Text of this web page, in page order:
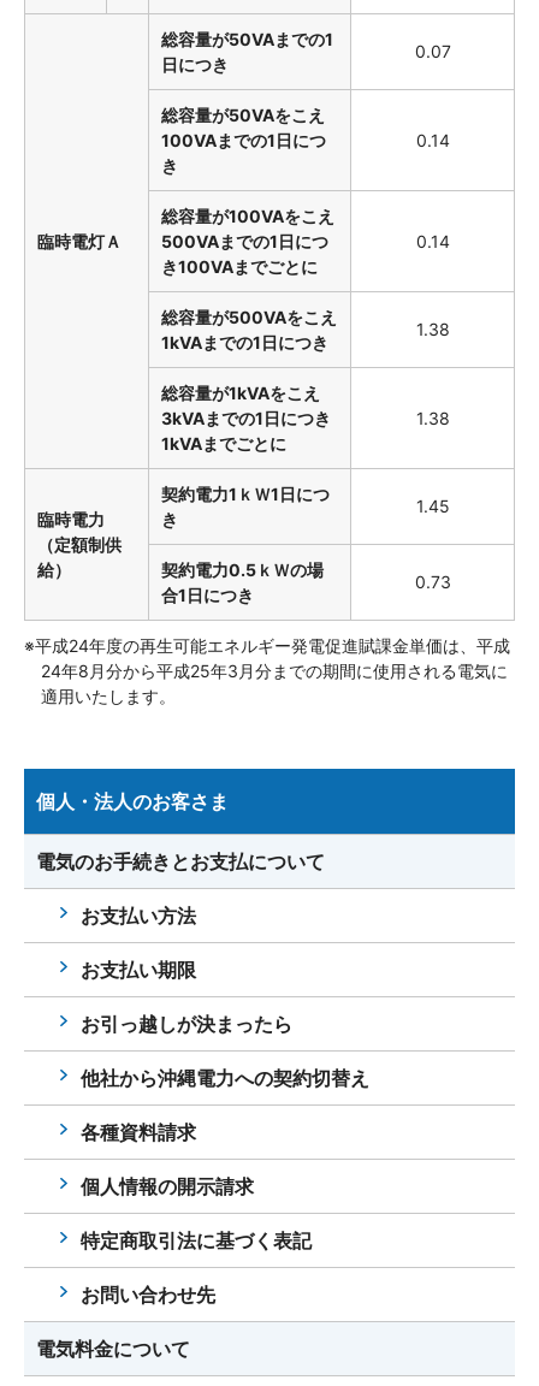
臨時電灯Ａ
総容量が50VAまでの1
日につき
0.07
総容量が50VAをこえ
100VAまでの1日につ
き
0.14
総容量が100VAをこえ
500VAまでの1日につ
き100VAまでごとに
0.14
総容量が500VAをこえ
1kVAまでの1日につき
1.38
総容量が1kVAをこえ
3kVAまでの1日につき
1kVAまでごとに
1.38
臨時電力
（定額制供
給）
契約電力1ｋＷ1日につ
き
1.45
契約電力0.5ｋＷの場
合1日につき
0.73
※平成24年度の再生可能エネルギー発電促進賦課金単価は、平成
24年8月分から平成25年3月分までの期間に使用される電気に
適用いたします。
個人・法人のお客さま
電気のお手続きとお支払について
お支払い方法
お支払い期限
お引っ越しが決まったら
他社から沖縄電力への契約切替え
各種資料請求
個人情報の開示請求
特定商取引法に基づく表記
お問い合わせ先
電気料金について